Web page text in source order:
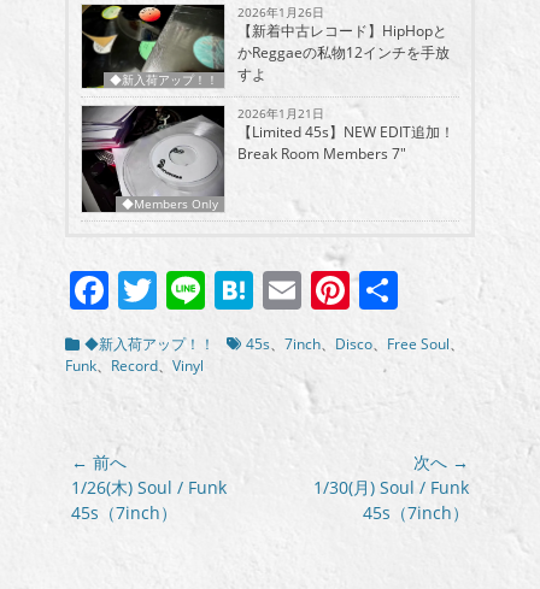
◆新入荷アップ！！
2026年1月26日
【新着中古レコード】HipHopと
かReggaeの私物12インチを手放
すよ
◆Members Only
2026年1月21日
【Limited 45s】NEW EDIT追加！
Break Room Members 7″
Facebook
Twitter
LineHatena
EmailPinterest
有
カ
テ
◆新入荷アップ！！
タ 45s、 7inch、 Disco、 Free Soul、
Funk、 Record、 Vinyl
投
稿
ナ
← 前へ
前
の
1/26(木) Soul / Funk
45s（7inch）
次へ →
1/30(月) Soul / Funk
45s（7inch）